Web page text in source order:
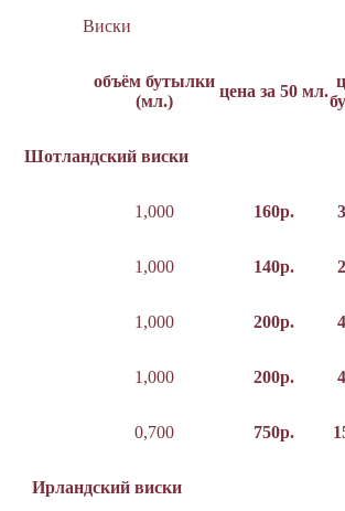
Виски
объём бутылки
(мл.)
цена за 50 мл.
Шотландский виски
1,000 160р.
1,000 140р.
1,000 200р.
1,000 200р.
0,700 750р.
Ирландский виски